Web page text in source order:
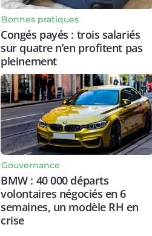
Bonnes pratiques
Congés payés : trois salariés
sur quatre n’en profitent pas
pleinement
Gouvernance
BMW : 40 000 départs
volontaires négociés en 6
semaines, un modèle RH en
crise